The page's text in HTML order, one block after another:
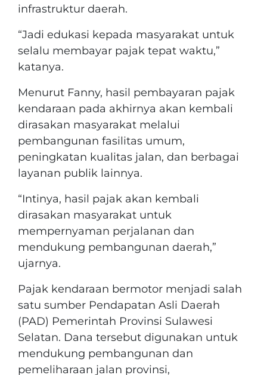
infrastruktur daerah.
“Jadi edukasi kepada masyarakat untuk
selalu membayar pajak tepat waktu,”
katanya.
Menurut Fanny, hasil pembayaran pajak
kendaraan pada akhirnya akan kembali
dirasakan masyarakat melalui
pembangunan fasilitas umum,
peningkatan kualitas jalan, dan berbagai
layanan publik lainnya.
“Intinya, hasil pajak akan kembali
dirasakan masyarakat untuk
mempernyaman perjalanan dan
mendukung pembangunan daerah,”
ujarnya.
Pajak kendaraan bermotor menjadi salah
satu sumber Pendapatan Asli Daerah
(PAD) Pemerintah Provinsi Sulawesi
Selatan. Dana tersebut digunakan untuk
mendukung pembangunan dan
pemeliharaan jalan provinsi,